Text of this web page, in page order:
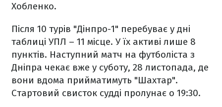
Хобленко.
Після 10 турів "Дінпро-1" перебуває у дні
таблиці УПЛ – 11 місце. У їх активі лише 8
пунктів. Наступний матч на футболіста з
Дніпра чекає вже у суботу, 28 листопада, де
вони вдома прийматимуть "Шахтар".
Стартовий свисток судді пролунає о 19:30.